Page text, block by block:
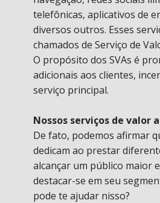
telefônicas, aplicativos de
diversos outros. Esses
chamados de Serviço de
O propósito dos SVAs é
adicionais aos clientes,
serviço principal.
Nossos serviços de valor
De fato, podemos afirmar
dedicam ao prestar
alcançar um público maior
destacar-se em seu
pode te ajudar nisso?